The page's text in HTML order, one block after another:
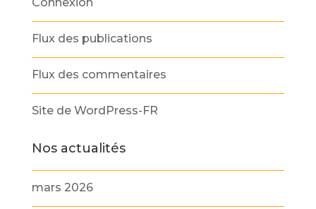
Flux des publications
Flux des commentaires
Site de WordPress-FR
Nos actualités
mars 2026